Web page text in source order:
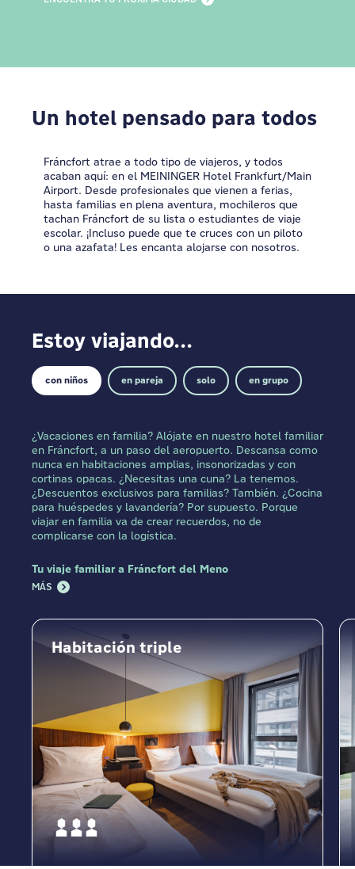
Un hotel pensado para todos
Fráncfort atrae a todo tipo de viajeros, y todos
acaban aquí: en el MEININGER Hotel Frankfurt/Main
Airport. Desde profesionales que vienen a ferias,
hasta familias en plena aventura, mochileros que
tachan Fráncfort de su lista o estudiantes de viaje
escolar. ¡Incluso puede que te cruces con un piloto
o una azafata! Les encanta alojarse con nosotros.
Estoy viajando...
con niños en pareja solo en grupo
¿Vacaciones en familia? Alójate en nuestro hotel familiar
en Fráncfort, a un paso del aeropuerto. Descansa como
nunca en habitaciones amplias, insonorizadas y con
cortinas opacas. ¿Necesitas una cuna? La tenemos.
¿Descuentos exclusivos para familias? También. ¿Cocina
para huéspedes y lavandería? Por supuesto. Porque
viajar en familia va de crear recuerdos, no de
complicarse con la logística.
Tu viaje familiar a Fráncfort del Meno
MÁS
Habitación triple